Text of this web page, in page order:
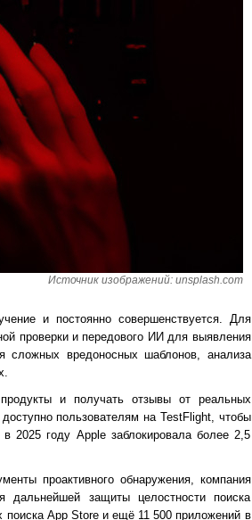
Источник изображений: unsplash.com
и постоянно совершенствуется. Для
проверки и передового ИИ для выявления
сложных вредоносных шаблонов, анализа
и получать отзывы от реальных
пользователям на TestFlight, чтобы
в 2025 году Apple заблокировала более 2,5
проактивного обнаружения, компания
защиты целостности поиска
поиска App Store и ещё 11 500 приложений в